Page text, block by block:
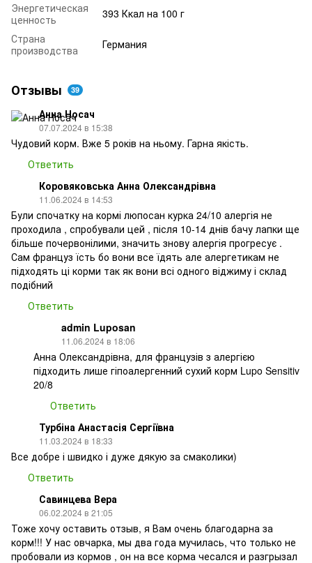
Энергетическая
ценность
393 Ккал на 100 г
Страна
производства
Германия
Отзывы 39
Анна Носач
07.07.2024 в 15:38
Чудовий корм. Вже 5 років на ньому. Гарна якість.
Ответить
Коровяковська Анна Олександрівна
11.06.2024 в 14:53
Були спочатку на кормі люпосан курка 24/10 алергія не
проходила , спробували цей , після 10-14 днів бачу лапки ще
більше почервонілими, значить знову алергія прогресує .
Сам француз їсть бо вони все їдять але алергетикам не
підходять ці корми так як вони всі одного віджиму і склад
подібний
Ответить
admin Luposan
11.06.2024 в 18:06
Анна Олександрівна, для французів з алергією
підходить лише гіпоалергенний сухий корм Lupo Sensitiv
20/8
Ответить
Турбіна Анастасія Сергіївна
11.03.2024 в 18:33
Все добре і швидко і дуже дякую за смаколики)
Ответить
Савинцева Вера
06.02.2024 в 21:05
Тоже хочу оставить отзыв, я Вам очень благодарна за
корм!!! У нас овчарка, мы два года мучилась, что только не
пробовали из кормов , он на все корма чесался и разгрызал